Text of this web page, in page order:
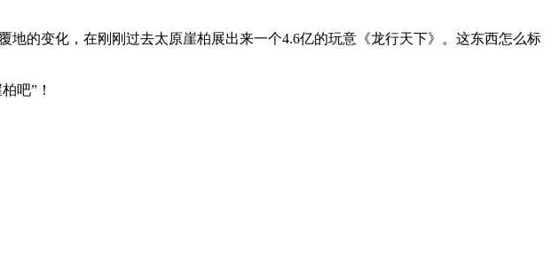
的变化，在刚刚过去太原崖柏展出来一个4.6亿的玩意《龙行天下》。这东西怎么标
吧”！